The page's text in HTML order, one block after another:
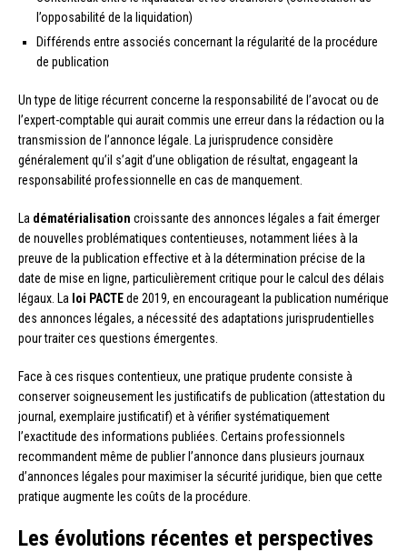
l’opposabilité de la liquidation)
Différends entre associés concernant la régularité de la procédure
de publication
Un type de litige récurrent concerne la responsabilité de l’avocat ou de
l’expert-comptable qui aurait commis une erreur dans la rédaction ou la
transmission de l’annonce légale. La jurisprudence considère
généralement qu’il s’agit d’une obligation de résultat, engageant la
responsabilité professionnelle en cas de manquement.
La dématérialisation croissante des annonces légales a fait émerger
de nouvelles problématiques contentieuses, notamment liées à la
preuve de la publication effective et à la détermination précise de la
date de mise en ligne, particulièrement critique pour le calcul des délais
légaux. La loi PACTEde 2019, en encourageant la publication numérique
des annonces légales, a nécessité des adaptations jurisprudentielles
pour traiter ces questions émergentes.
Face à ces risques contentieux, une pratique prudente consiste à
conserver soigneusement les justificatifs de publication (attestation du
journal, exemplaire justificatif) et à vérifier systématiquement
l’exactitude des informations publiées. Certains professionnels
recommandent même de publier l’annonce dans plusieurs journaux
d’annonces légales pour maximiser la sécurité juridique, bien que cette
pratique augmente les coûts de la procédure.
Les évolutions récentes et perspectives